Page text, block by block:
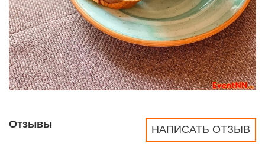
НАПИСАТЬ ОТЗЫВ
Отзывы